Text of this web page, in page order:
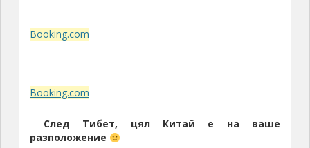
Booking.com
Booking.com
След Тибет, цял Китай е на ваше
разположение